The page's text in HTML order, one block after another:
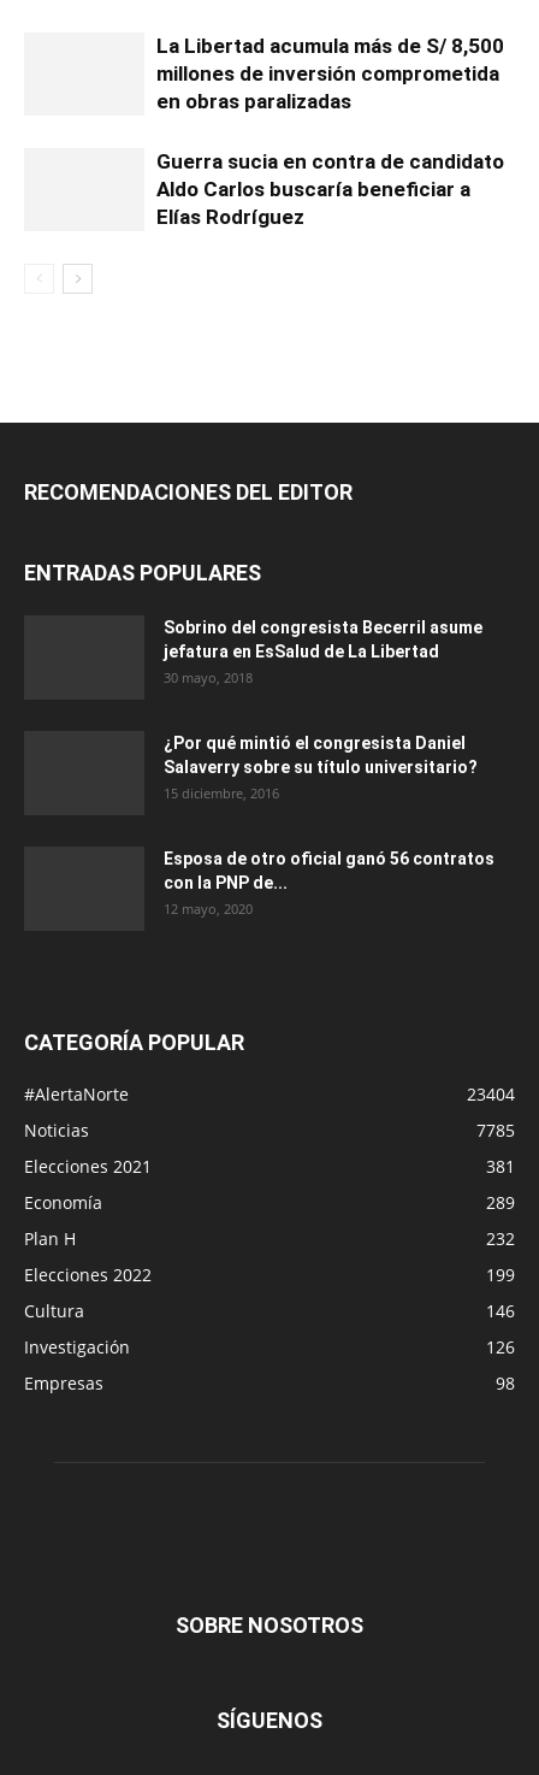
La Libertad acumula más de S/ 8,500
millones de inversión comprometida
en obras paralizadas
Guerra sucia en contra de candidato
Aldo Carlos buscaría beneficiar a
Elías Rodríguez
RECOMENDACIONES DEL EDITOR
ENTRADAS POPULARES
Sobrino del congresista Becerril asume
jefatura en EsSalud de La Libertad
30 mayo, 2018
¿Por qué mintió el congresista Daniel
Salaverry sobre su título universitario?
15 diciembre, 2016
Esposa de otro oficial ganó 56 contratos
con la PNP de...
12 mayo, 2020
CATEGORÍA POPULAR
#AlertaNorte
23404
Noticias
7785
Elecciones 2021
381
Economía
289
Plan H
232
Elecciones 2022
199
Cultura
146
Investigación
126
Empresas
98
SOBRE NOSOTROS
SÍGUENOS